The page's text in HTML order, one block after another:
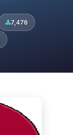
7,476